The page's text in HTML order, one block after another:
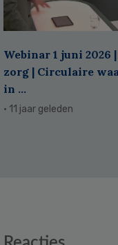
Webinar 1 juni 2026
zorg | Circulaire
in ...
· 11 jaar geleden